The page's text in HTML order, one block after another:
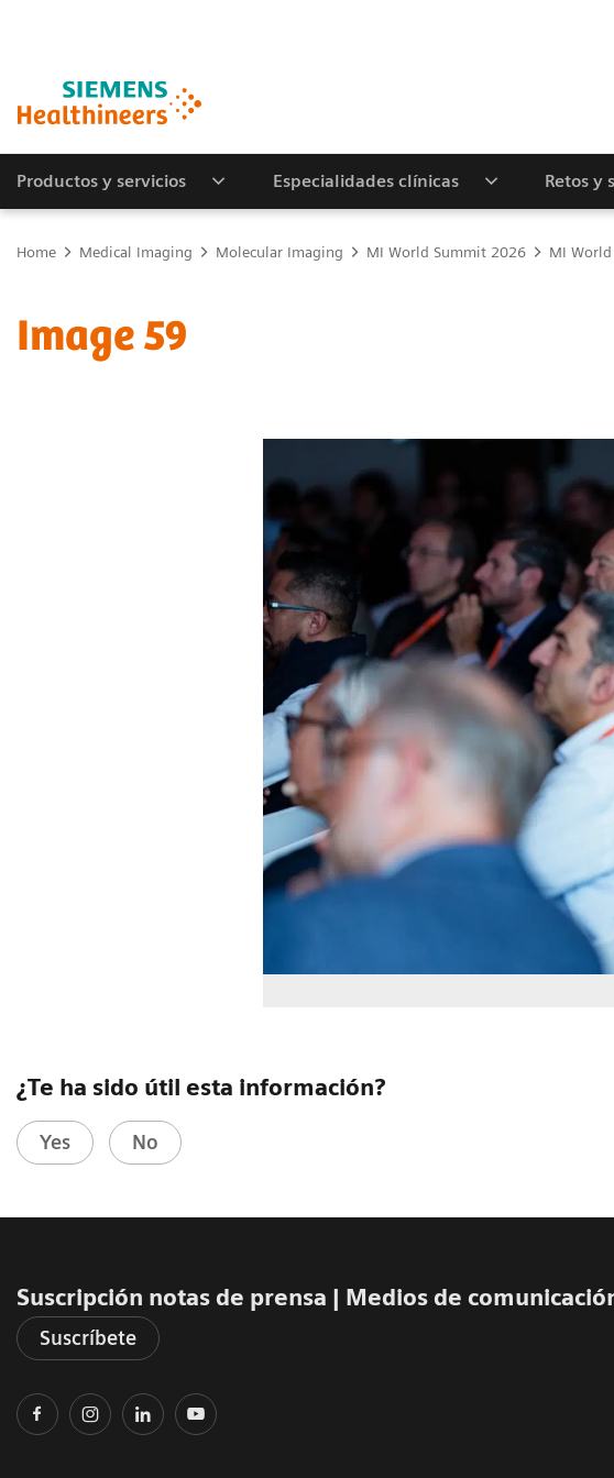
Productos y servicios Especialidades clínicas Retos y
Home Medical Imaging Molecular Imaging MI World Summit 2026 MI
Image 59
¿Te ha sido útil esta información?
Yes No
Suscripción notas de prensa ​| Medios de
Suscríbete